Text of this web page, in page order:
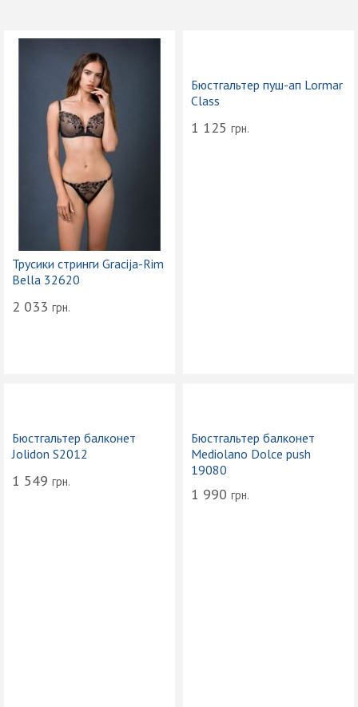
Трусики стринги Gracija-Rim
Bella 32620
2 033 грн.
Бюстгальтер пуш-ап Lormar
Class
1 125 грн.
Бюстгальтер балконет
Jolidon S2012
1 549 грн.
Бюстгальтер балконет
Mediolano Dolce push
19080
1 990 грн.